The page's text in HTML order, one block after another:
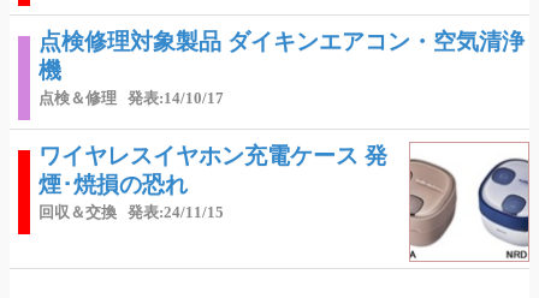
点検修理対象製品 ダイキンエアコン・空気清浄
機
点検＆修理 発表:14/10/17
ワイヤレスイヤホン充電ケース 発
煙･焼損の恐れ
回収＆交換 発表:24/11/15